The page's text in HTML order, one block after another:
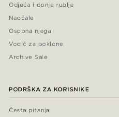
Odjeća i donje rublje
Naočale
Osobna njega
Vodič za poklone
Archive Sale
PODRŠKA ZA KORISNIKE
Česta pitanja